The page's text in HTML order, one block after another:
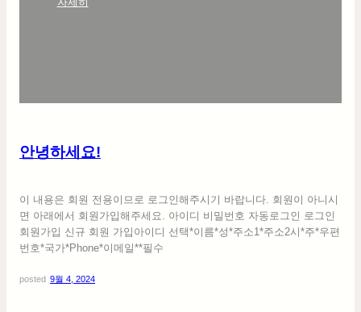
안녕하세요!
이 내용은 회원 전용이므로 로그인해주시기 바랍니다. 회원이 아니시
면 아래에서 회원가입해주세요. 아이디 비밀번호 자동로그인 로그인
회원가입 신규 회원 가입아이디 선택*이름*성*주소1*주소2시*주*우편
번호*국가*Phone*이메일**필수
posted 9월 4, 2024